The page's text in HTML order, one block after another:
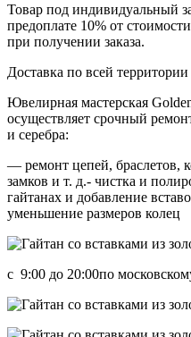
Товар под индивидуальный
предоплате 10% от
при получении заказа.
Доставка по всей
Ювелирная мастерская
осуществляет срочный
и серебра:
— ремонт цепей, браслетов,
замков и т. д.- чистка и
гайтанах и добавление
уменьшение размеров колец
с 9:00 до 20:00по